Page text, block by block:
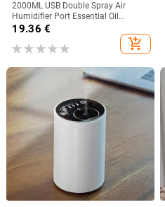
2000ML USB Double Spray Air
Humidifier Port Essential Oil
Aromatherapy Humificador Cool
Mist Skin Care Purify for Home
Office
19.36 €
add_shopping_cart